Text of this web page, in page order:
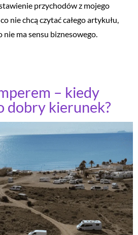
przychodów z mojego
nie chcą czytać całego artykułu,
ma sensu biznesowego.
– kiedy
dobry kierunek?